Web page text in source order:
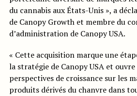
du cannabis aux États-Unis », a
de Canopy Growth et membre du
d’administration de Canopy USA.
« Cette acquisition marque une
la stratégie de Canopy USA et
perspectives de croissance sur les
produits dérivés du chanvre dans